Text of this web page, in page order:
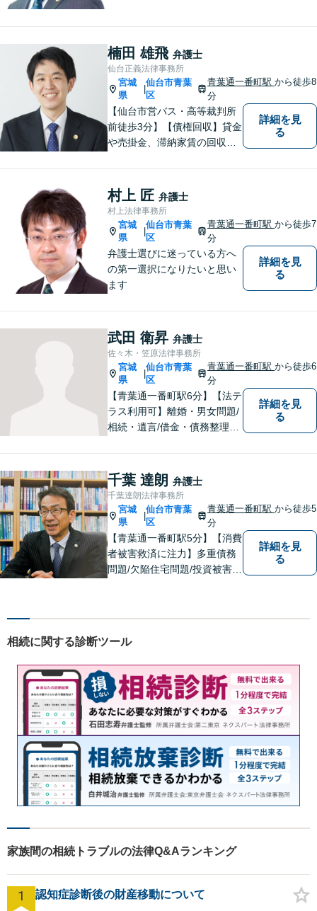
ニケーション力」「リサーチ
力」をフルに用いて、真の救
済を目指します。【分割払い
可】
楠田 雄飛 弁護士
仙台正義法律事務所
宮城
県
仙台市青葉
区
青葉通一番町駅から徒歩8
分
【仙台市営バス・高等裁判所
前徒歩3分】【債権回収】貸金
や売掛金、滞納家賃の回収な
倫慰謝料の請求を受けた方の
相談のみ受け付けております
【相続】遺言書作成・相続放
棄・遺産分割・遺留分のご相
談に対応しております
詳細を見
る
村上 匠 弁護士
村上法律事務所
宮城
県
仙台市青葉
区
青葉通一番町駅から徒歩7
分
弁護士選びに迷っている方へ
の第一選択になりたいと思い
ます
詳細を見
る
武田 衛昇 弁護士
佐々木・笠原法律事務所
宮城
県
仙台市青葉
区
青葉通一番町駅から徒歩6
分
【青葉通一番町駅6分】【法テ
ラス利用可】離婚・男女問題/
相続・遺言/借金・債務整理に
い。依頼者様がお悩みに向き
合い、前を向いて新たな一歩
を踏み出す手助けをしたいと
思っております。【完全個室
で相談可】
詳細を見
る
千葉 達朗 弁護士
千葉達朗法律事務所
宮城
県
仙台市青葉
区
青葉通一番町駅から徒歩5
分
【青葉通一番町駅5分】【消費
者被害救済に注力】多重債務
問題/欠陥住宅問題/投資被害問
意向を最大限汲み取るべく、
の整備に努めています。
詳細を見
る
相続に関する診断ツール
家族間の相続トラブルの法律Q&Aランキング
1 認知症診断後の財産移動について